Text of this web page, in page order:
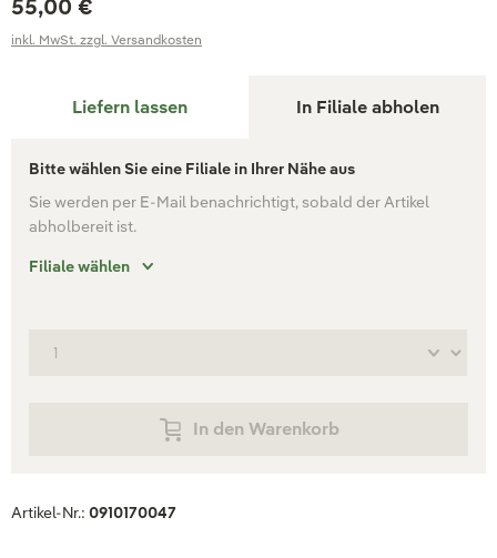
55,00 €
inkl. MwSt. zzgl. Versandkosten
Liefern lassen In Filiale abholen
Bitte wählen Sie eine Filiale in Ihrer Nähe aus
Sie werden per E-Mail benachrichtigt, sobald der Artikel
abholbereit ist.
Filiale wählen
In den Warenkorb
Artikel-Nr.: 0910170047